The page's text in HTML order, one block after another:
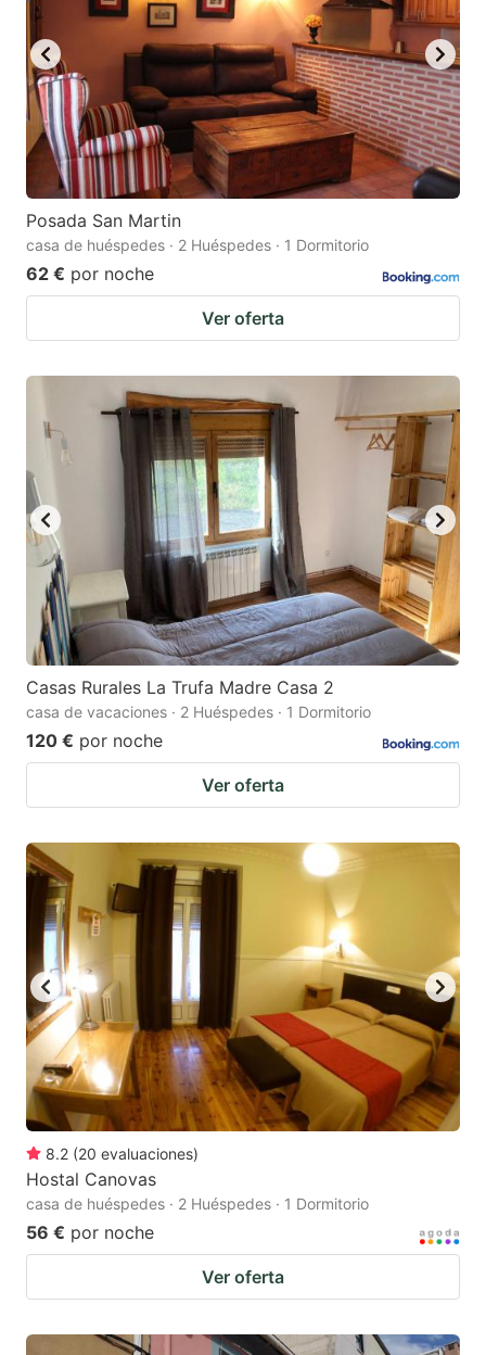
Posada San Martin
casa de huéspedes · 2 Huéspedes · 1 Dormitorio
62 € por noche
Ver oferta
Casas Rurales La Trufa Madre Casa 2
casa de vacaciones · 2 Huéspedes · 1 Dormitorio
120 € por noche
Ver oferta
8.2 (20 evaluaciones)
Hostal Canovas
casa de huéspedes · 2 Huéspedes · 1 Dormitorio
56 € por noche
Ver oferta